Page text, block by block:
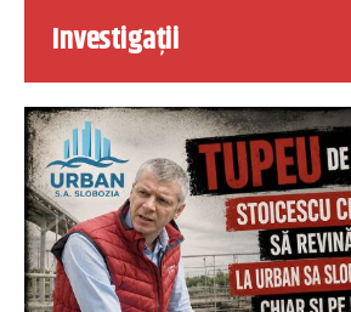
Investigații